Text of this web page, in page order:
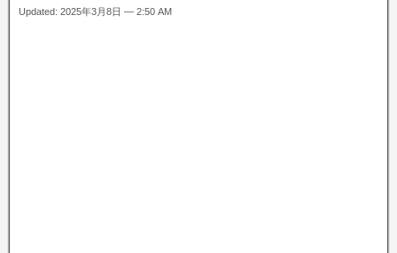
Updated: 2025年3月8日 — 2:50 AM